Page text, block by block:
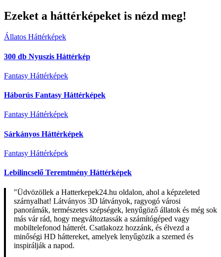
Ezeket a háttérképeket is nézd meg!
Állatos Háttérképek
300 db Nyuszis Háttérkép
Fantasy Háttérképek
Háborús Fantasy Háttérképek
Fantasy Háttérképek
Sárkányos Háttérképek
Fantasy Háttérképek
Lebilincselő Teremtmény Háttérképek
"Üdvözöllek a Hatterkepek24.hu oldalon, ahol a képzeleted
szárnyalhat! Látványos 3D látványok, ragyogó városi
panorámák, természetes szépségek, lenyűgöző állatok és még sok
más vár rád, hogy megváltoztassák a számítógéped vagy
mobiltelefonod hátterét. Csatlakozz hozzánk, és élvezd a
minőségi HD háttereket, amelyek lenyűgözik a szemed és
inspirálják a napod.